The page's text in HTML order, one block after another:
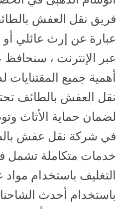
فريق نقل العفش
عبارة عن إرث عائلي
عبر الإنترنت ، سنحافظ
أهمية جميع المقتنايات
نقل العفش بالطائف
لضمان حماية الأثاث
في شركة نقل عفش
خدمات متكاملة تشمل
التغليف باستخدام مواد
باستخدام أحدث